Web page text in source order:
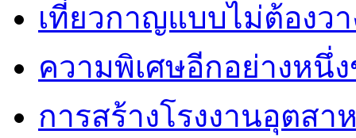
เที่ยวกาญแบบไม่ต้องว
ความพิเศษอีกอย่างหนึ่
การสร้างโรงงานอุตสา